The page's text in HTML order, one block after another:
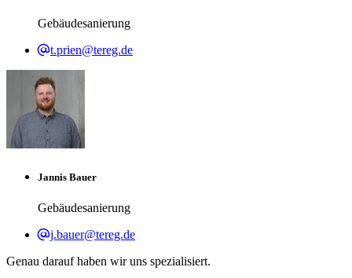
Gebäudesanierung
t.prien@tereg.de
Jannis Bauer
Gebäudesanierung
j.bauer@tereg.de
Genau darauf haben wir uns spezialisiert.